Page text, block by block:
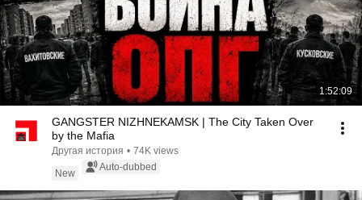
1:52:09
GANGSTER NIZHNEKAMSK | The City Taken Over
by the Mafia
Другая история • 74K views
New
Auto-dubbed